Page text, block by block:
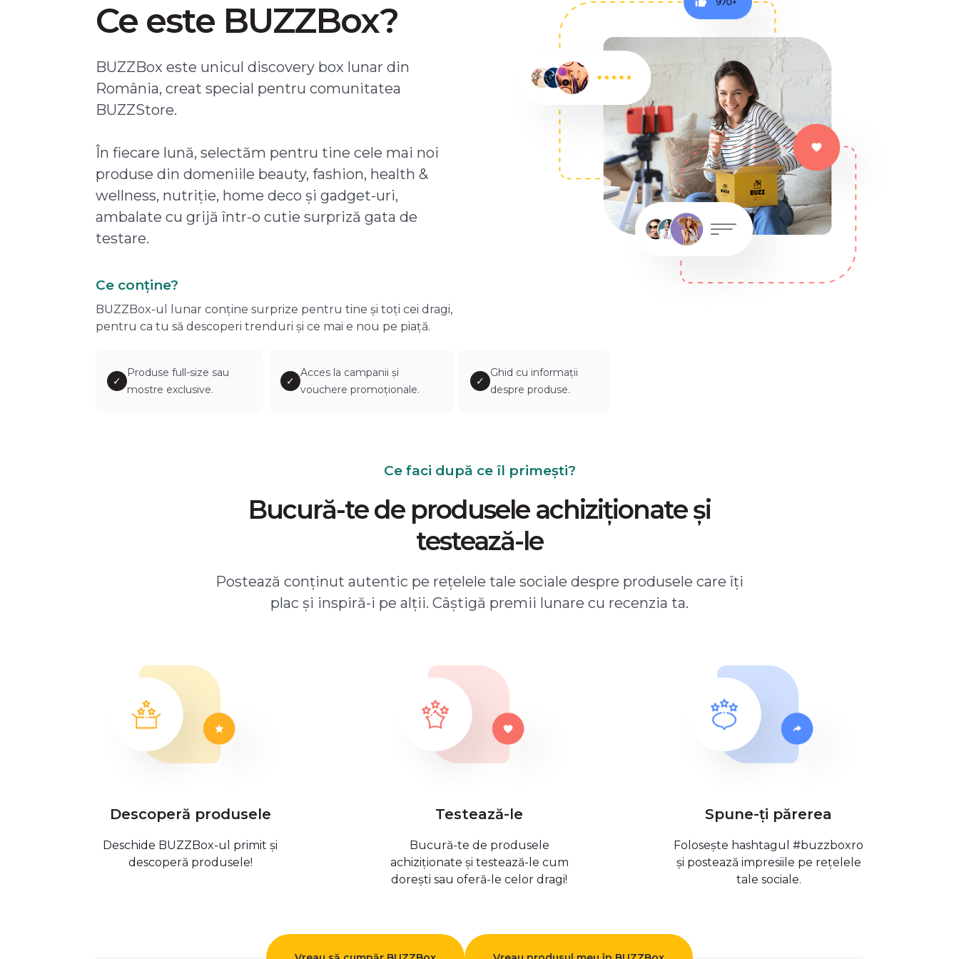
Ce este BUZZBox?
BUZZBox este unicul discovery box lunar din
România, creat special pentru comunitatea
BUZZStore.
În fiecare lună, selectăm pentru tine cele mai noi
produse din domeniile beauty, fashion, health &
wellness, nutriție, home deco și gadget-uri,
ambalate cu grijă într-o cutie surpriză gata de
testare.
Ce conține?
BUZZBox-ul lunar conține surprize pentru tine și toți cei dragi,
pentru ca tu să descoperi trenduri și ce mai e nou pe piață.
✓
Produse full-size sau
mostre exclusive.
✓
Acces la campanii și
vouchere promoționale.
✓
Ghid cu informații
despre produse.
Ce faci după ce îl primești?
Bucură-te de produsele achiziționate și
testează-le
Postează conținut autentic pe rețelele tale sociale despre produsele care îți
plac și inspiră-i pe alții. Câștigă premii lunare cu recenzia ta.
Descoperă produsele
Deschide BUZZBox-ul primit și
descoperă produsele!
Testează-le
Bucură-te de produsele
achiziționate și testează-le cum
dorești sau oferă-le celor dragi!
Spune-ți părerea
Folosește hashtagul #buzzboxro
și postează impresiile pe rețelele
tale sociale.